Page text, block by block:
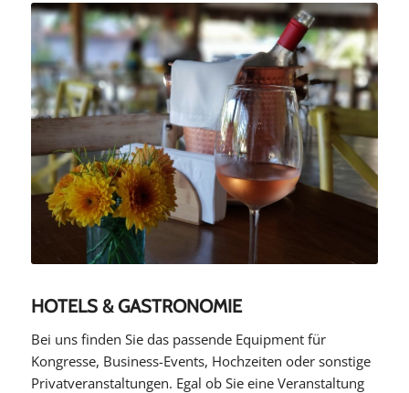
HOTELS & GASTRONOMIE
Bei uns finden Sie das passende Equipment für
Kongresse, Business-Events, Hochzeiten oder sonstige
Privatveranstaltungen. Egal ob Sie eine Veranstaltung